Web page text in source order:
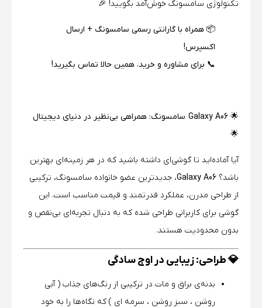
تکنولوژی سامسونگ خوش‌آمد بگویید! 🎉
📦 همراه با گارانتی رسمی سامسونگ + ارسال
اکسپرس!
📞 برای مشاوره و خرید، همین حالا تماس بگیرید!
🌟 Galaxy A06 سامسونگ: همراهی بی‌نظیر در دنیای دیجیتال
🌟
آیا آماده‌اید تا گوشی‌ای داشته باشید که در هر زمینه‌ای بهترین
باشد؟ Galaxy A06، جدیدترین عضو خانواده سامسونگ، ترکیبی
از طراحی مدرن، عملکرد قدرتمند و قیمت مناسب است. این
گوشی برای کاربرانی طراحی شده که به دنبال تجربه‌ای بی‌نقص و
بدون محدودیت هستند.
💎 طراحی: زیبایی در اوج سادگی
بدنه‌ی براق و مات در ترکیبی از رنگ‌های جذاب ( آبی
روشن ، سبز روشن ، سرمه ای ) که نگاه‌ها را به خود